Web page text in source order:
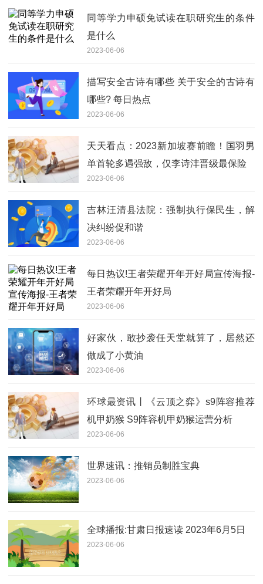
同等学力申硕免试读在职研究生的条件
是什么
2023-06-06
描写安全古诗有哪些 关于安全的古诗有
哪些? 每日热点
2023-06-06
天天看点：2023新加坡赛前瞻！国羽男
单首轮多遇强敌，仅李诗沣晋级最保险
2023-06-06
吉林汪清县法院：强制执行保民生，解
决纠纷促和谐
2023-06-06
每日热议!王者荣耀开年开好局宣传海报-
王者荣耀开年开好局
2023-06-06
好家伙，敢抄袭任天堂就算了，居然还
做成了小黄油
2023-06-06
环球最资讯丨《云顶之弈》s9阵容推荐
机甲奶猴 S9阵容机甲奶猴运营分析
2023-06-06
世界速讯：推销员制胜宝典
2023-06-06
全球播报:甘肃日报速读 2023年6月5日
2023-06-06